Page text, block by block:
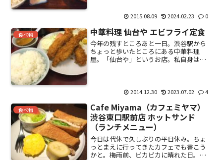
く、かなり昔からやっているらしい（ま
2015.08.09 2024.02.23 0
食べ物 中華料理 仙台や エビフライ定食
今年の残すところあと一日。渋谷駅から
ちょっと歩いたところにある中華料理
屋。「仙台や」というお店。私自身は牛
ような・・・・。お酒も焼酎...
2014.12.30 2023.07.02 4
食べ物
Cafe Miyama（カフェミヤマ）
渋谷東口駅前店 ホットサンド
（ランチメニュー）
今日は代休で久しぶりの平日休み。ちょ
っとまえに行ってきたカフェでも書こう
かと。梅雨前、ピカピカに晴れた日。渋